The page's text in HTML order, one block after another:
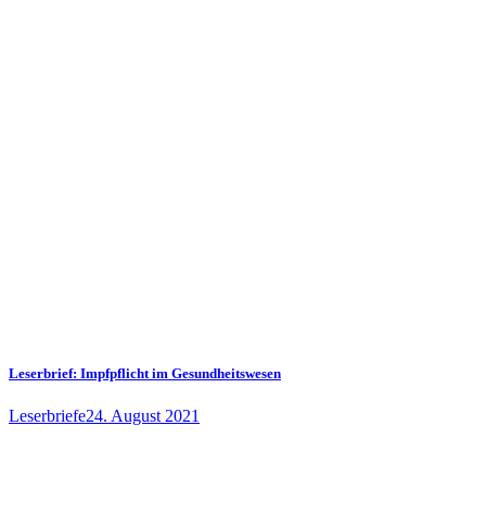
Leserbrief: Impfpflicht im Gesundheitswesen
Leserbriefe24. August 2021